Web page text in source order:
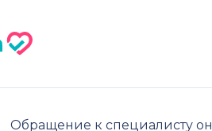
Обращение к специалисту